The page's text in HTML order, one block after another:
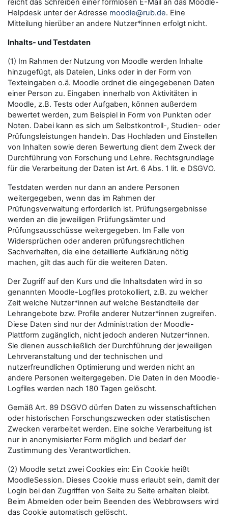
reicht das Schreiben einer formlosen E-Mail an das Moodle-
Helpdesk unter der Adresse moodle@rub.de. Eine
Mitteilung hierüber an andere Nutzer*innen erfolgt nicht.
Inhalts- und Testdaten
(1) Im Rahmen der Nutzung von Moodle werden Inhalte
hinzugefügt, als Dateien, Links oder in der Form von
Texteingaben o.ä. Moodle ordnet die eingegebenen Daten
einer Person zu. Eingaben innerhalb von Aktivitäten in
Moodle, z.B. Tests oder Aufgaben, können außerdem
bewertet werden, zum Beispiel in Form von Punkten oder
Noten. Dabei kann es sich um Selbstkontroll-, Studien- oder
Prüfungsleistungen handeln. Das Hochladen und Einstellen
von Inhalten sowie deren Bewertung dient dem Zweck der
Durchführung von Forschung und Lehre. Rechtsgrundlage
für die Verarbeitung der Daten ist Art. 6 Abs. 1 lit. e DSGVO.
Testdaten werden nur dann an andere Personen
weitergegeben, wenn das im Rahmen der
Prüfungsverwaltung erforderlich ist. Prüfungsergebnisse
werden an die jeweiligen Prüfungsämter und
Prüfungsausschüsse weitergegeben. Im Falle von
Widersprüchen oder anderen prüfungsrechtlichen
Sachverhalten, die eine detaillierte Aufklärung nötig
machen, gilt das auch für die weiteren Daten.
Der Zugriff auf den Kurs und die Inhaltsdaten wird in so
genannten Moodle-Logfiles protokolliert, z.B. zu welcher
Zeit welche Nutzer*innen auf welche Bestandteile der
Lehrangebote bzw. Profile anderer Nutzer*innen zugreifen.
Diese Daten sind nur der Administration der Moodle-
Plattform zugänglich, nicht jedoch anderen Nutzer*innen.
Sie dienen ausschließlich der Durchführung der jeweiligen
Lehrveranstaltung und der technischen und
nutzerfreundlichen Optimierung und werden nicht an
andere Personen weitergegeben. Die Daten in den Moodle-
Logfiles werden nach 180 Tagen gelöscht.
Gemäß Art. 89 DSGVO dürfen Daten zu wissenschaftlichen
oder historischen Forschungszwecken oder statistischen
Zwecken verarbeitet werden. Eine solche Verarbeitung ist
nur in anonymisierter Form möglich und bedarf der
Zustimmung des Verantwortlichen.
(2) Moodle setzt zwei Cookies ein: Ein Cookie heißt
MoodleSession. Dieses Cookie muss erlaubt sein, damit der
Login bei den Zugriffen von Seite zu Seite erhalten bleibt.
Beim Abmelden oder beim Beenden des Webbrowsers wird
das Cookie automatisch gelöscht.